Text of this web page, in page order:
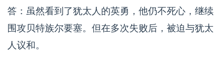
答：虽然看到了犹太人的英勇，他仍不死心，继续
围攻贝特族尔要塞。但在多次失败后，被迫与犹太
人议和。